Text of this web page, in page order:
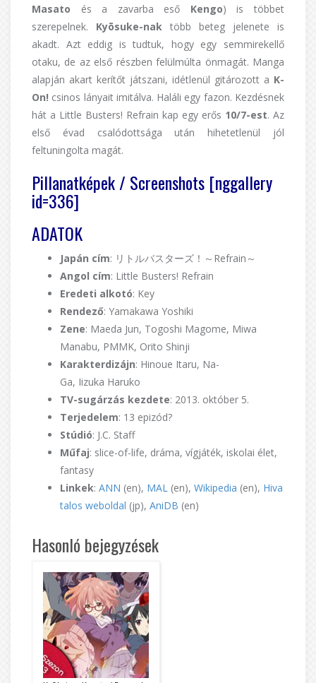
Masato és a zavarba eső Kengo) is többet
szerepelnek. Kyōsuke-nak több beteg jelenete is
akadt. Azt eddig is tudtuk, hogy egy semmirekellő
otaku, de az első részben felülmúlta önmagát. Manga
alapján akart kerítőt játszani, idétlenül gitározott a K-
On! csinos lányait imitálva. Haláli egy fazon. Kezdésnek
hát a Little Busters! Refrain kap egy erős 10/7-est. Az
első évad csalódottsága után hihetetlenül jól
feltuningolta magát.
Pillanatképek / Screenshots [nggallery
id=336]
ADATOK
Japán cím: リトルバスターズ！～Refrain～
Angol cím: Little Busters! Refrain
Eredeti alkotó: Key
Rendező: Yamakawa Yoshiki
Zene: Maeda Jun, Togoshi Magome, Miwa
Manabu, PMMK, Orito Shinji
Karakterdizájn: Hinoue Itaru, Na-
Ga, Iizuka Haruko
TV-sugárzás kezdete: 2013. október 5.
Terjedelem: 13 epizód?
Stúdió: J.C. Staff
Műfaj: slice-of-life, dráma, vígjáték, iskolai élet,
fantasy
Linkek: ANN (en), MAL (en), Wikipedia (en), Hiva
talos weboldal (jp), AniDB (en)
Hasonló bejegyzések